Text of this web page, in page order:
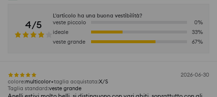
4/5
L'articolo ha una buona vestibilità?
veste piccolo
0%
ideale
33%
veste grande
67%
2026-06-30
colore:multicolor taglia acquistata:X/S
Taglia standard:veste grande